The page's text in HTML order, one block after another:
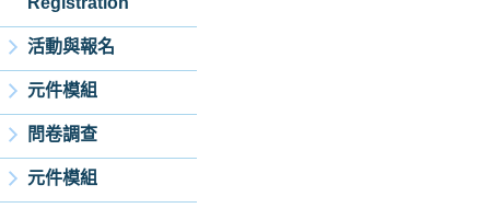
活動與報名
元件模組
問卷調查
元件模組